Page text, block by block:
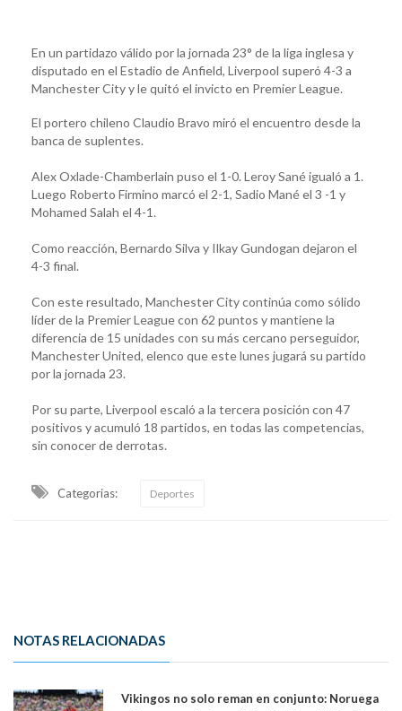
En un partidazo válido por la jornada 23° de la liga inglesa y
disputado en el Estadio de Anfield, Liverpool superó 4-3 a
Manchester City y le quitó el invicto en Premier League.
El portero chileno Claudio Bravo miró el encuentro desde la
banca de suplentes.
Alex Oxlade-Chamberlain puso el 1-0. Leroy Sané igualó a 1.
Luego Roberto Firmino marcó el 2-1, Sadio Mané el 3 -1 y
Mohamed Salah el 4-1.
Como reacción, Bernardo Silva y Ilkay Gundogan dejaron el
4-3 final.
Con este resultado, Manchester City continúa como sólido
líder de la Premier League con 62 puntos y mantiene la
diferencia de 15 unidades con su más cercano perseguidor,
Manchester United, elenco que este lunes jugará su partido
por la jornada 23.
Por su parte, Liverpool escaló a la tercera posición con 47
positivos y acumuló 18 partidos, en todas las competencias,
sin conocer de derrotas.
Categorias: Deportes
NOTAS RELACIONADAS
Vikingos no solo reman en conjunto: Noruega